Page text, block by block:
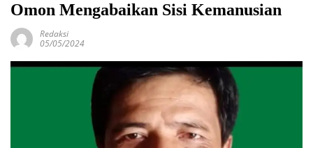
Omon Mengabaikan Sisi Kemanusian
Redaksi
05/05/2024